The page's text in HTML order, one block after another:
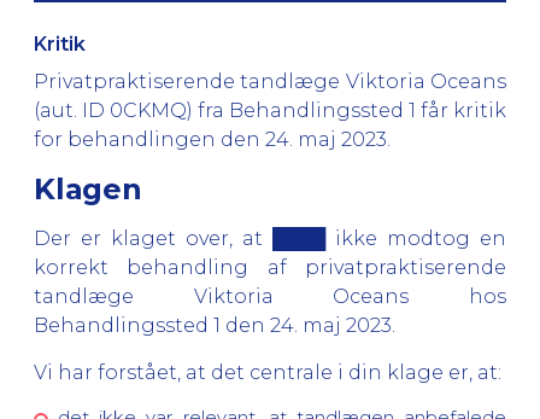
Kritik
Privatpraktiserende tandlæge Viktoria Oceans
(aut. ID 0CKMQ) fra Behandlingssted 1 får kritik
for behandlingen den 24. maj 2023.
Klagen
Der er klaget over, at ████ ikke modtog en
korrekt behandling af privatpraktiserende
tandlæge Viktoria Oceans hos
Behandlingssted 1 den 24. maj 2023.
Vi har forstået, at det centrale i din klage er, at: